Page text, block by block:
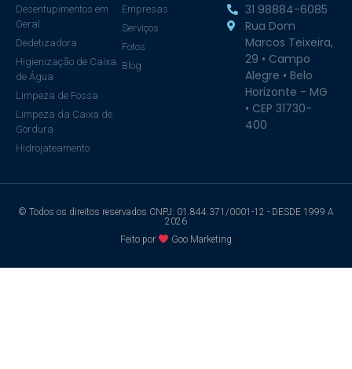
Desentupimentos em
Geral
Dedetizadora
Higienização de Caixa
de Água
Limpeza de Fossa
Limpeza da Caixa de
Gordura
Hidrojateamento
Empresas
Serviços
Fotos
Blog
31 98884-6085
Rua Dom
Marcos Teixeira,
29 • Campo
Alegre • Belo
Horizonte - MG
• CEP 31730-
400
© Todos os direitos reservados CNPJ: 01.844.371/0001-12 - DESDE 1999 A
2026
Feito por
Goo Marketing